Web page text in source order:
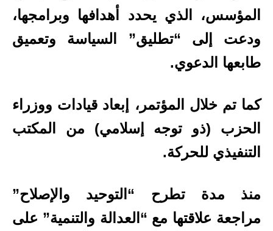
المؤسس، الذي يحدد أهدافها وبرامجها،
ودعت إلى “تطليق” السياسة وتعميق
طابعها الدعوي.
كما تم خلال المؤتمر، إبعاد قيادات ووزراء
الحزب (ذو توجه إسلامي) من المكتب
التنفيذي للحركة.
منذ مدة تطرح “التوحيد والإصلاح”
مراجعة علاقتها مع “العدالة والتنمية” على